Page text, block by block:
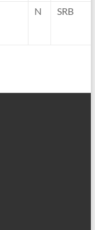
N SRB